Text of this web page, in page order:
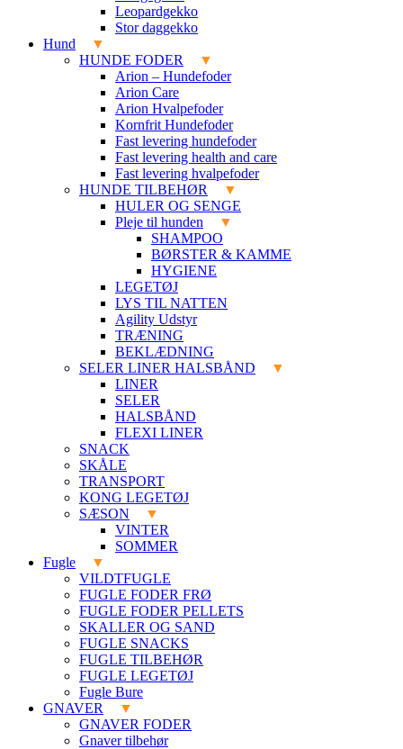
Leopardgekko
Stor daggekko
Hund
HUNDE FODER
Arion – Hundefoder
Arion Care
Arion Hvalpefoder
Kornfrit Hundefoder
Fast levering hundefoder
Fast levering health and care
Fast levering hvalpefoder
HUNDE TILBEHØR
HULER OG SENGE
Pleje til hunden
SHAMPOO
BØRSTER & KAMME
HYGIENE
LEGETØJ
LYS TIL NATTEN
Agility Udstyr
TRÆNING
BEKLÆDNING
SELER LINER HALSBÅND
LINER
SELER
HALSBÅND
FLEXI LINER
SNACK
SKÅLE
TRANSPORT
KONG LEGETØJ
SÆSON
VINTER
SOMMER
Fugle
VILDTFUGLE
FUGLE FODER FRØ
FUGLE FODER PELLETS
SKALLER OG SAND
FUGLE SNACKS
FUGLE TILBEHØR
FUGLE LEGETØJ
Fugle Bure
GNAVER
GNAVER FODER
Gnaver tilbehør